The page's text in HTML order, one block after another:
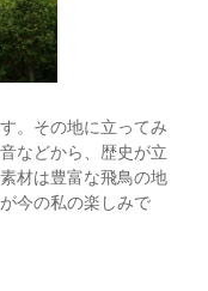
。その地に立ってみ
などから、歴史が立
材は豊富な飛鳥の地
今の私の楽しみで